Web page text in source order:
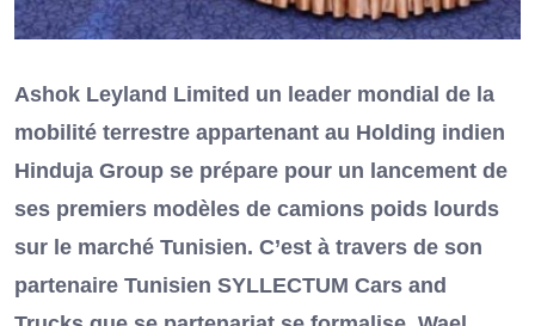
Ashok Leyland Limited un leader mondial de la
mobilité terrestre appartenant au Holding indien
Hinduja Group se prépare pour un lancement de
ses premiers modèles de camions poids lourds
sur le marché Tunisien. C’est à travers de son
partenaire Tunisien SYLLECTUM Cars and